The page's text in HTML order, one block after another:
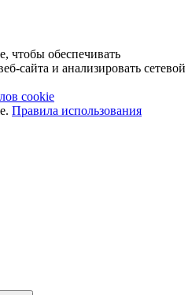
чтобы обеспечивать
сайта и анализировать сетевой
cookie
Правила использования